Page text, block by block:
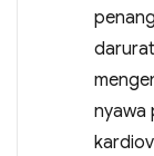
nyawa